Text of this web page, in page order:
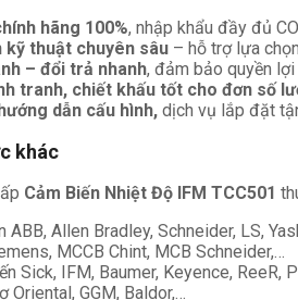
hãng 100%, nhập khẩu đầy đủ
kỹ thuật chuyên sâu – hỗ trợ lựa
– đổi trả nhanh, đảm bảo quyền lợi
tranh, chiết khấu tốt cho đơn số
dẫn cấu hình, dịch vụ lắp đặt
khác
Cảm Biến Nhiệt Độ IFM TCC501
ABB, Allen Bradley, Schneider, LS,
MCCB Chint, MCB Schneider,…
Sick, IFM, Baumer, Keyence, ReeR,
Oriental, GGM, Baldor,…